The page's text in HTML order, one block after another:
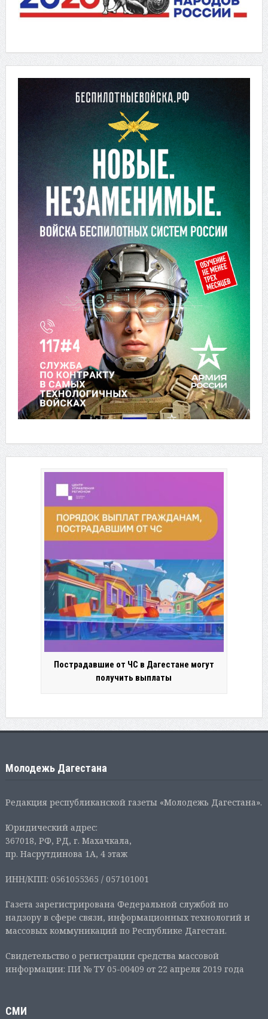
Пострадавшие от ЧС в Дагестане могут
получить выплаты
Молодежь Дагестана
Редакция республиканской газеты «Молодежь Дагестана».
Юридический адрес:
367018, РФ, РД, г. Махачкала,
пр. Насрутдинова 1А, 4 этаж
ИНН/КПП: 0561055365 / 057101001
Газета зарегистрирована Федеральной службой по
надзору в сфере связи, информационных технологий и
массовых коммуникаций по Республике Дагестан.
Свидетельство о регистрации средства массовой
информации: ПИ № ТУ 05-00409 от 22 апреля 2019 года
СМИ